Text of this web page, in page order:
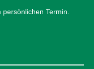
Termin.